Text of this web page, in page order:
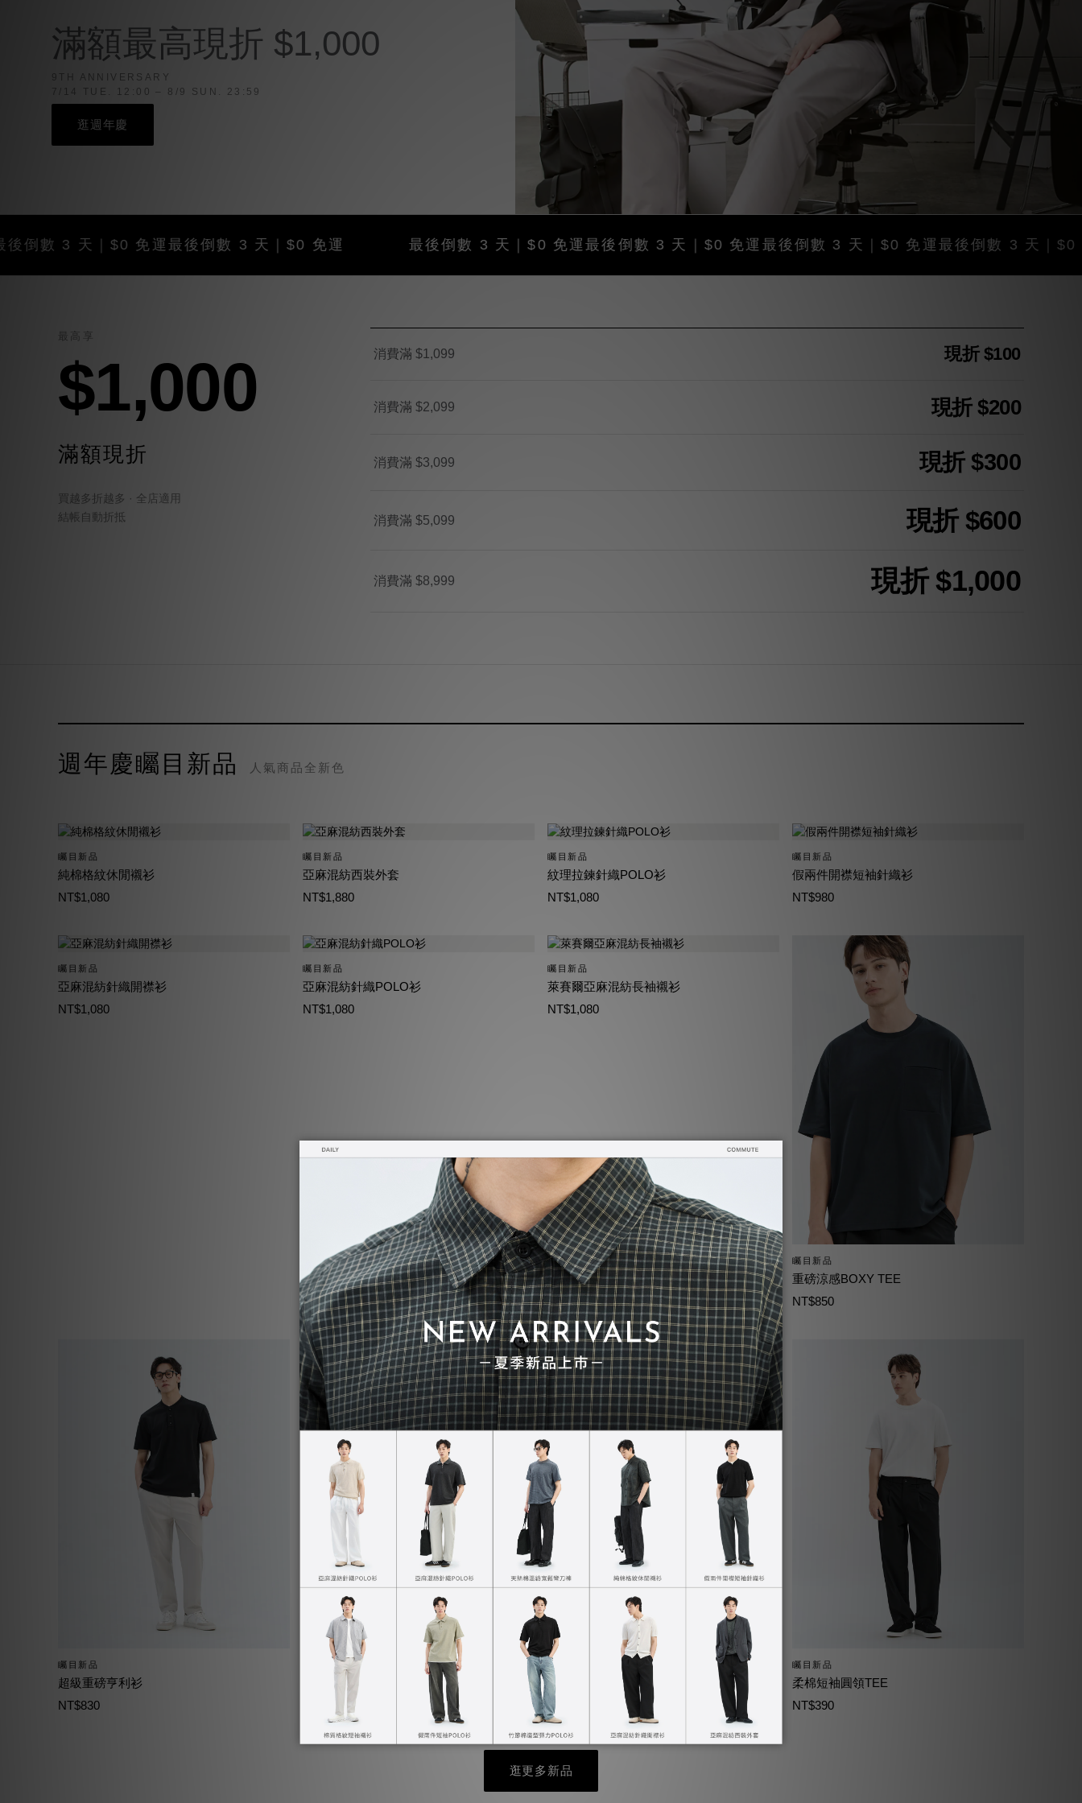
滿額最高現折 $1,000
9TH ANNIVERSARY
7/14 TUE. 12:00 – 8/9 SUN. 23:59
逛週年慶
3 天｜$0 免運最後倒數 3 天｜$0 免運 最後倒數 3 天｜$0 免運最後倒數 3 天｜$0 免運最後倒數 3 天｜$0 免運最後倒數 3 天｜$0 免運
最高享
$1,000
滿額現折
買越多折越多 · 全店適用
結帳自動折抵
消費滿 $1,099 現折 $100
消費滿 $2,099 現折 $200
消費滿 $3,099 現折 $300
消費滿 $5,099 現折 $600
消費滿 $8,999 現折 $1,000
週年慶矚目新品 人氣商品全新色
矚目新品
純棉格紋休閒襯衫
NT$1,080
矚目新品
亞麻混紡西裝外套
NT$1,880
矚目新品
紋理拉鍊針織POLO衫
NT$1,080
矚目新品
假兩件開襟短袖針織衫
NT$980
矚目新品
亞麻混紡針織開襟衫
NT$1,080
矚目新品
亞麻混紡針織POLO衫
NT$1,080
矚目新品
萊賽爾亞麻混紡長袖襯衫
NT$1,080
矚目新品
重磅涼感BOXY TEE
NT$850
矚目新品
超級重磅亨利衫
NT$830
矚目新品
防曬涼感連帽外套
NT$1,490
矚目新品
涼感防曬立領外套
NT$1,390
矚目新品
柔棉短袖圓領TEE
NT$390
逛更多新品